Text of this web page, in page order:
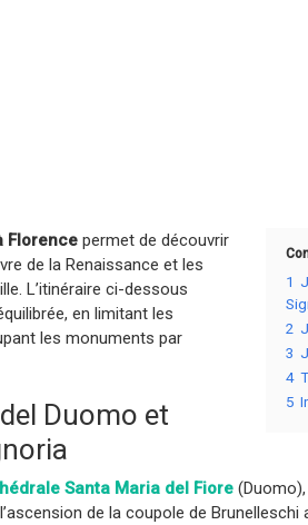
1
2
3
4
5
Florence permet de découvrir
de la Renaissance et les
L’itinéraire ci-dessous
en limitant les
les monuments par
Duomo et
Santa Maria del Fiore
de la coupole de